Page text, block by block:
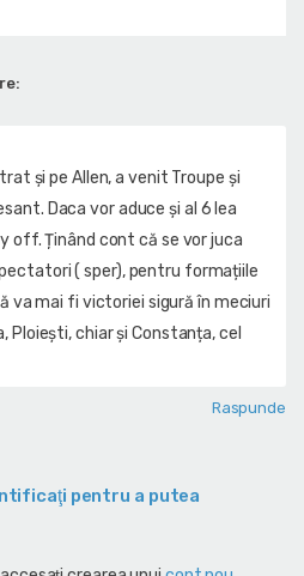
și pe Allen, a venit Troupe și
Daca vor aduce și al 6 lea
off. Ținând cont că se vor juca
( sper), pentru formațiile
va mai fi victoriei sigură în meciuri
Ploiești, chiar și Constanța, cel
Raspunde
pentru a putea